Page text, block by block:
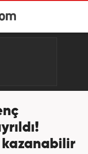
kazanabilir